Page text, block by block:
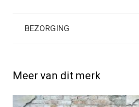
BEZORGING
Meer van dit merk